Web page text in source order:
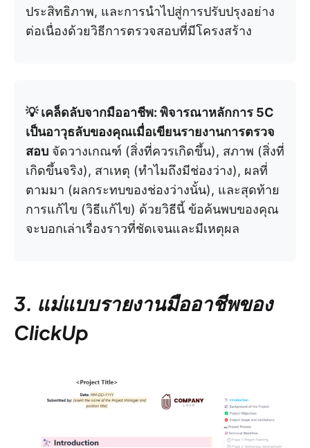
ประสิทธิภาพ, และการนำไปสู่การปรับปรุงอย่าง
ต่อเนื่องด้วยวิธีการตรวจสอบที่มีโครงสร้าง
💡 เคล็ดลับจากมืออาชีพ: พิจารณาหลักการ 5C
เป็นอาวุธลับของคุณเมื่อเขียนรายงานการตรวจ
สอบ จัดวางเกณฑ์ (สิ่งที่ควรเกิดขึ้น), สภาพ (สิ่งที่
เกิดขึ้นจริง), สาเหตุ (ทำไมถึงมีช่องว่าง), ผลที่
ตามมา (ผลกระทบของช่องว่างนั้น), และสุดท้าย
การแก้ไข (วิธีแก้ไข) ด้วยวิธีนี้ ข้อค้นพบของคุณ
จะบอกเล่าเรื่องราวที่ชัดเจนและมีเหตุผล
3. แม่แบบรายงานมืออาชีพของ
ClickUp